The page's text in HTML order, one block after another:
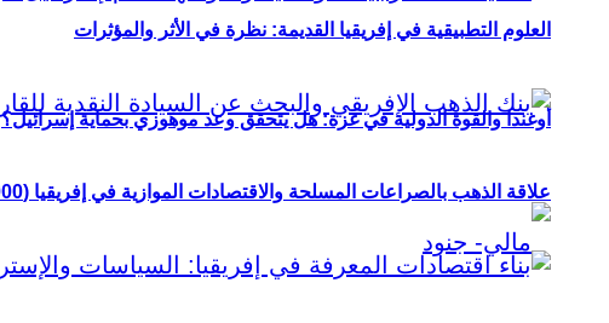
أوغندا والقوة الدولية في غزة: هل يتحقق وعد موهوزي بحماية إسرائيل؟
العلوم التطبيقية في إفريقيا القديمة: نظرة في الأثر والمؤثرات
علاقة الذهب بالصراعات المسلحة والاقتصادات الموازية في إفريقيا (2000–2026)